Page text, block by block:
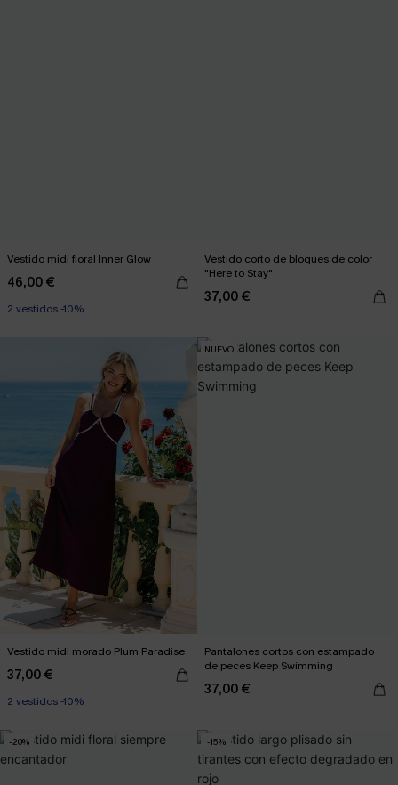
Vestido midi floral Inner Glow
46,00 €
2 vestidos -10%
Vestido corto de bloques de color
"Here to Stay"
37,00 €
Vestido midi morado Plum Paradise
37,00 €
2 vestidos -10%
NUEVO
Pantalones cortos con estampado
de peces Keep Swimming
37,00 €
-20% -15%